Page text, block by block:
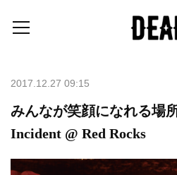
2017.12.27 09:15
みんなが笑顔になれる場
Incident @ Red Rocks